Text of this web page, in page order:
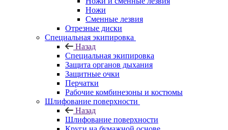
Ножи
Сменные лезвия
Отрезные диски
Специальная экипировка
Назад
Специальная экипировка
Защита органов дыхания
Защитные очки
Перчатки
Рабочие комбинезоны и костюмы
Шлифование поверхности
Назад
Шлифование поверхности